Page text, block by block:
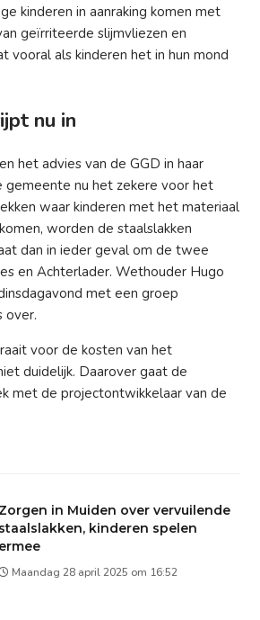
kinderen in aanraking komen met
geïrriteerde slijmvliezen en
vooral als kinderen het in hun mond
nu in
het advies van de GGD in haar
gemeente nu het zekere voor het
waar kinderen met het materiaal
worden de staalslakken
dan in ieder geval om de twee
en Achterlader. Wethouder Hugo
met een groep
over.
voor de kosten van het
duidelijk. Daarover gaat de
met de projectontwikkelaar van de
Zorgen in Muiden over vervuilende
staalslakken, kinderen spelen
ermee
Maandag 28 april 2025 om 16:52